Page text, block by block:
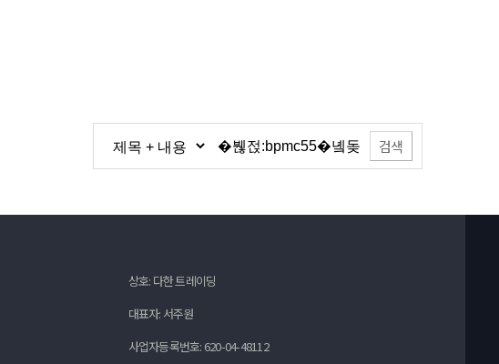
검색
상호: 다한 트레이딩
대표자: 서주원
사업자등록번호: 620-04-48112